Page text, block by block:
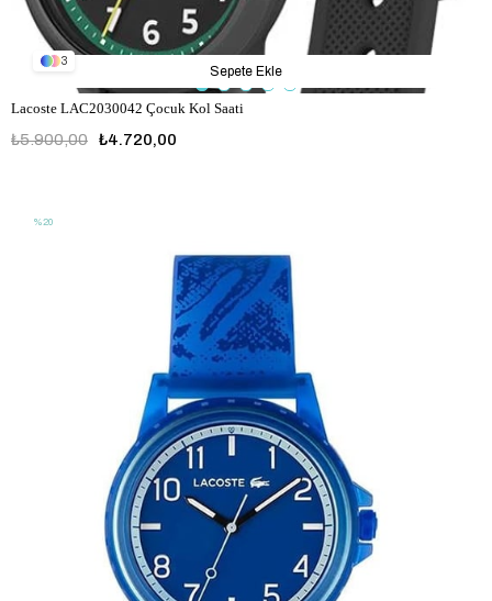
3
Lacoste LAC2030042 Çocuk Kol Saati
₺4.720,00
₺5.900,00
Sepete Ekle
%20